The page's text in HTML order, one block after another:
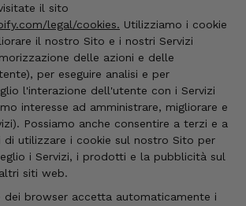
il sito
legal/cookies. Utilizziamo i cookie
il nostro Sito e i nostri Servizi
delle azioni e delle
per eseguire analisi e per
l'interazione dell'utente con i Servizi
interesse ad amministrare, migliorare e
Possiamo anche consentire a terzi e a
di utilizzare i cookie sul nostro Sito per
i Servizi, i prodotti e la pubblicità sul
siti web.
dei browser accetta automaticamente i